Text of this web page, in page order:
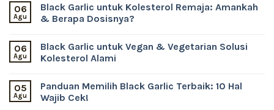
06
Agu
Black Garlic untuk Kolesterol Remaja: Amankah
& Berapa Dosisnya?
06
Agu
Black Garlic untuk Vegan & Vegetarian Solusi
Kolesterol Alami
05
Agu
Panduan Memilih Black Garlic Terbaik: 10 Hal
Wajib Cek!